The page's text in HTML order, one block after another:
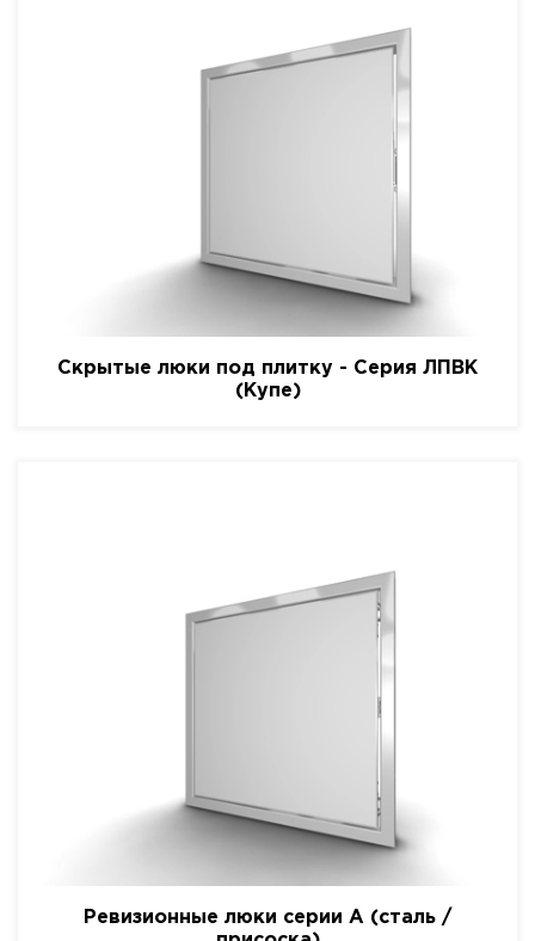
Скрытые люки под плитку - Серия ЛПВК
(Купе)
Ревизионные люки серии A (сталь /